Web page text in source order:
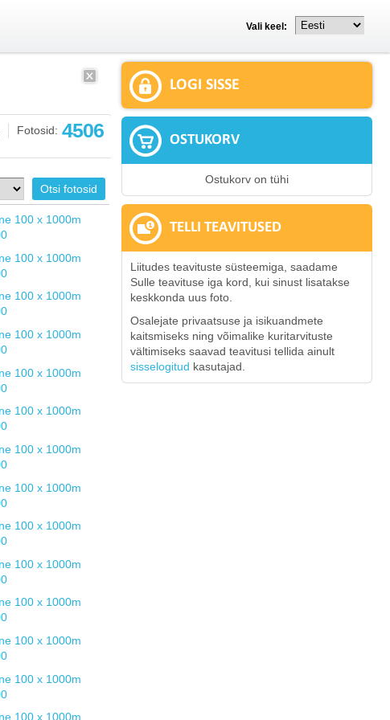
Vali keel:
Fotosid: 4506
LOGI SISSE
OSTUKORV
Ostukorv on tühi
TELLI TEAVITUSED
Liitudes teavituste süsteemiga, saadame
Sulle teavituse iga kord, kui sinust lisatakse
keskkonda uus foto.
Osalejate privaatsuse ja isikuandmete
kaitsmiseks ning võimalike kuritarvituste
vältimiseks saavad teavitusi tellida ainult
sisselogitud kasutajad.